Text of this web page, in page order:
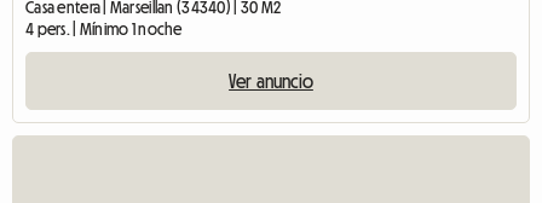
Casa entera | Marseillan (34340) | 30 M2
4 pers. | Mínimo 1 noche
Ver anuncio